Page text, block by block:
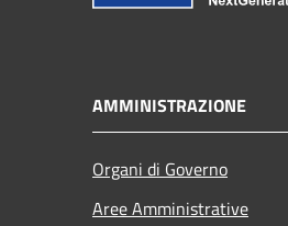
AMMINISTRAZIONE
Organi di Governo
Aree Amministrative